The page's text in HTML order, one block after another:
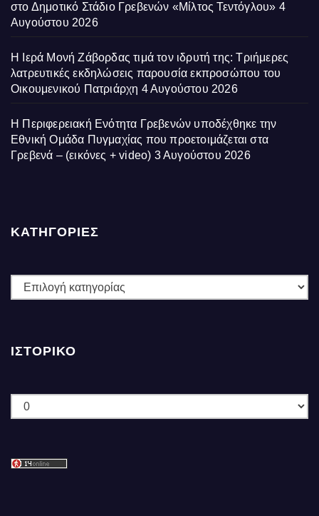
στο Δημοτικό Στάδιο Γρεβενών «Μίλτος Τεντόγλου» 4
Αυγούστου 2026
Η Ιερά Μονή Ζάβορδας τιμά τον ιδρυτή της: Τριήμερες
λατρευτικές εκδηλώσεις παρουσία εκπροσώπου του
Οικουμενικού Πατριάρχη 4 Αυγούστου 2026
Η Περιφερειακή Ενότητα Γρεβενών υποδέχθηκε την
Εθνική Ομάδα Πυγμαχίας που προετοιμάζεται στα
Γρεβενά – (εικόνες + video) 3 Αυγούστου 2026
ΚΑΤΗΓΟΡΙΕΣ
ΚΑΤΗΓΟΡΙΕΣ
ΙΣΤΟΡΙΚΌ
Ιστορικό